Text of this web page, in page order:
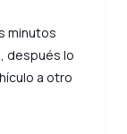
minutos
después lo
a otro